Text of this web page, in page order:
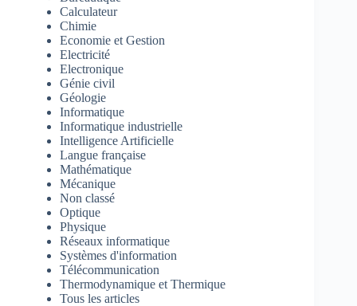
Calculateur
Chimie
Economie et Gestion
Electricité
Electronique
Génie civil
Géologie
Informatique
Informatique industrielle
Intelligence Artificielle
Langue française
Mathématique
Mécanique
Non classé
Optique
Physique
Réseaux informatique
Systèmes d'information
Télécommunication
Thermodynamique et Thermique
Tous les articles